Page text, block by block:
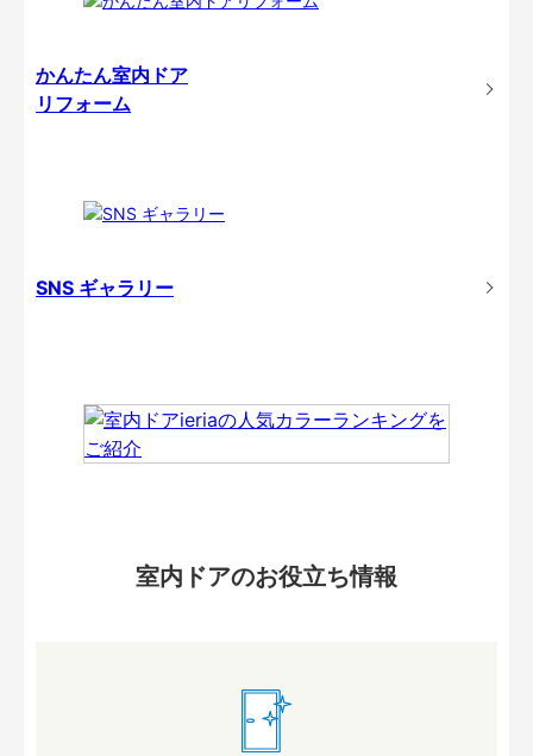
かんたん室内ドア
リフォーム
SNS ギャラリー
室内ドアのお役立ち情報